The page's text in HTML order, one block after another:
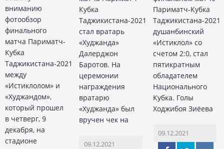
вниманию
фотообзор
финального
матча Париматч-
Кубка
Таджикистана-2021
между
«Истиклолом» и
«Худжандом»,
который прошел
в четверг, 9
декабря, на
стадионе
Кубка
Таджикистана-2021
стал вратарь
«Худжанда»
Далерджон
Баротов. На
церемонии
награждения
вратарю
«Худжанда» был
вручен чек на
09.12.2021
Париматч-Кубка
Таджикистана-2021
душанбинский
«Истиклол» со
счетом 2:0, стал
пятикратным
обладателем
Национального
Кубка. Голы
Ходжибоя Зиёева
09.12.2021